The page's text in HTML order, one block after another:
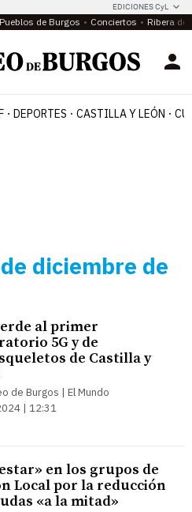
EDICIONES CyL
Pueblos de Burgos Conciertos Ribera del
DEPORTES CASTILLA Y LEÓN
diciembre de
al primer
5G y de
de Castilla y
de Burgos | El Mundo
| 12:31
en los grupos de
Local por la reducción
«a la mitad»